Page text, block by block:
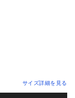
サイズ詳細を見る